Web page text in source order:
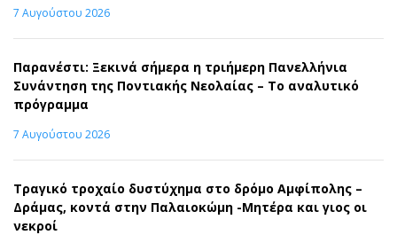
7 Αυγούστου 2026
Παρανέστι: Ξεκινά σήμερα η τριήμερη Πανελλήνια
Συνάντηση της Ποντιακής Νεολαίας – Το αναλυτικό
πρόγραμμα
7 Αυγούστου 2026
Τραγικό τροχαίο δυστύχημα στο δρόμο Αμφίπολης –
Δράμας, κοντά στην Παλαιοκώμη -Μητέρα και γιος οι
νεκροί